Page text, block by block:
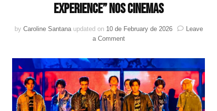
Experience” nos cinemas
by Caroline Santana updated on 10 de February de 2026
Leave
a Commenton
Kids
lidera
bilheterias
mundiais
com
a